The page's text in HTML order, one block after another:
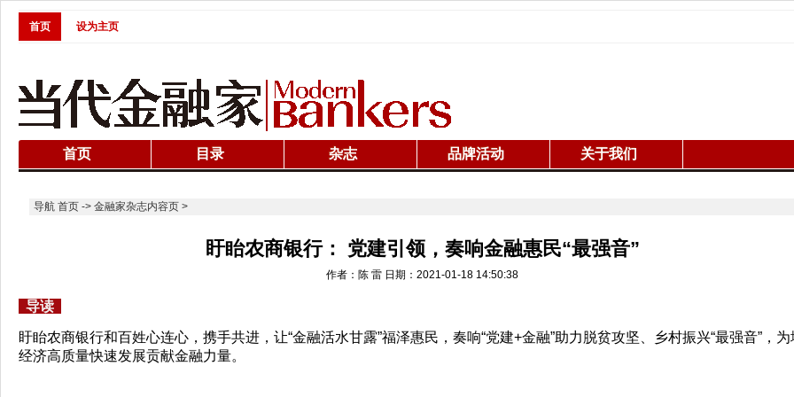
首页 设为主页
首页 目录 杂志 品牌活动 关于我们
导航 首页-> 金融家杂志内容页>
盱眙农商银行： 党建引领，奏响金融惠民“最强音”
作者：陈 雷 日期：2021-01-18 14:50:38
导读
盱眙农商银行和百姓心连心，携手共进，让“金融活水甘露”福泽惠民，奏响“党建+金融”助力脱贫攻坚、乡村振兴“最强音”，
经济高质量快速发展贡献金融力量。